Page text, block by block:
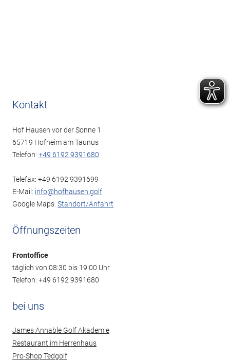
Kontakt
Hof Hausen vor der Sonne 1
65719 Hofheim am Taunus
Telefon: +49 6192 9391680
Telefax: +49 6192 9391699
E-Mail: info@hofhausen.golf
Google Maps: Standort/Anfahrt
Öffnungszeiten
Frontoffice
täglich von 08:30 bis 19:00 Uhr
Telefon: +49 6192 9391680
bei uns
James Annable Golf Akademie
Restaurant im Herrenhaus
Pro-Shop Tedgolf